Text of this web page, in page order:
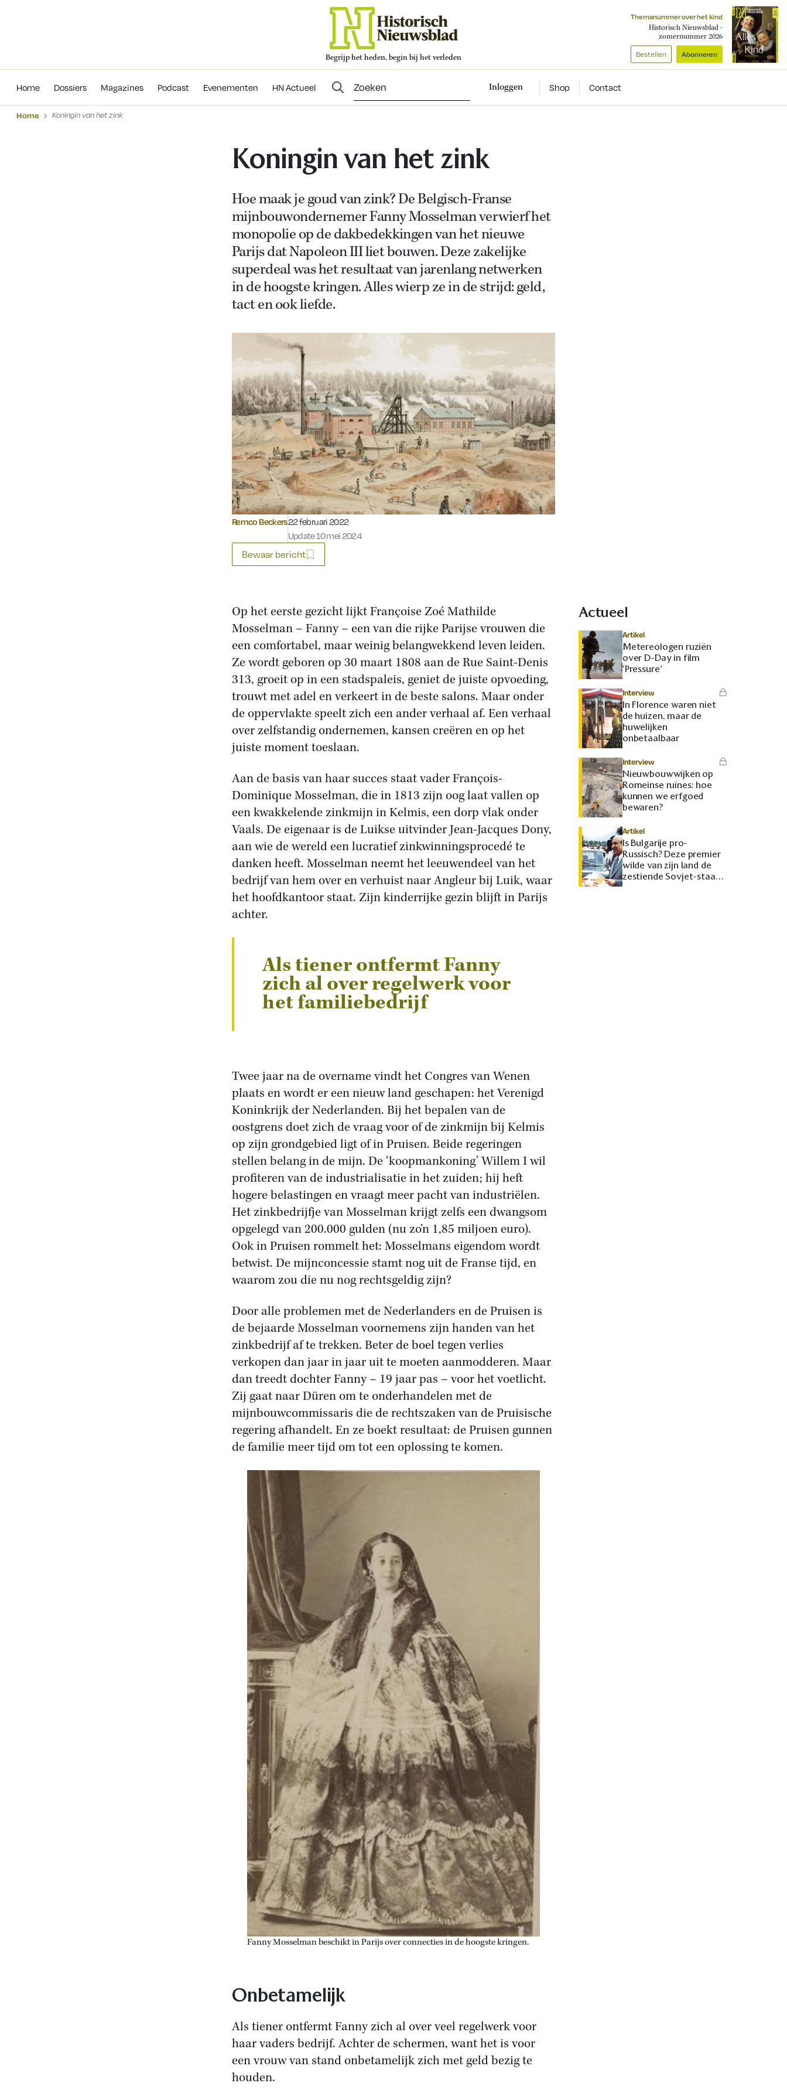
Begrijp het heden, begin bij het verleden
Themanummer over het kind
Historisch Nieuwsblad -
zomernummer 2026
Bestellen Abonneren
Home Dossiers Magazines Podcast Evenementen HN Actueel Inloggen Shop Contact
Evenementen
Home Koningin van het zink
Koningin van het zink
Hoe maak je goud van zink? De Belgisch-Franse
mijnbouwondernemer Fanny Mosselman verwierf het
monopolie op de dakbedekkingen van het nieuwe
Parijs dat Napoleon III liet bouwen. Deze zakelijke
superdeal was het resultaat van jarenlang netwerken
in de hoogste kringen. Alles wierp ze in de strijd: geld,
tact en ook liefde.
Remco BeckersGepubliceerd op:
22 februari 2022
Update 10 mei 2024
Bewaar bericht
Op het eerste gezicht lijkt Françoise Zoé Mathilde
Mosselman – Fanny – een van die rijke Parijse vrouwen die
een comfortabel, maar weinig belangwekkend leven leiden.
Ze wordt geboren op 30 maart 1808 aan de Rue Saint-Denis
313, groeit op in een stadspaleis, geniet de juiste opvoeding,
trouwt met adel en verkeert in de beste salons. Maar onder
de oppervlakte speelt zich een ander verhaal af. Een verhaal
over zelfstandig ondernemen, kansen creëren en op het
juiste moment toeslaan.
Aan de basis van haar succes staat vader François-
Dominique Mosselman, die in 1813 zijn oog laat vallen op
een kwakkelende zinkmijn in Kelmis, een dorp vlak onder
Vaals. De eigenaar is de Luikse uitvinder Jean-Jacques Dony,
aan wie de wereld een lucratief zinkwinningsprocedé te
danken heeft. Mosselman neemt het leeuwendeel van het
bedrijf van hem over en verhuist naar Angleur bij Luik, waar
het hoofdkantoor staat. Zijn kinderrijke gezin blijft in Parijs
achter.
Als tiener ontfermt Fanny
zich al over regelwerk voor
het familiebedrijf
Twee jaar na de overname vindt het Congres van Wenen
plaats en wordt er een nieuw land geschapen: het Verenigd
Koninkrijk der Nederlanden. Bij het bepalen van de
oostgrens doet zich de vraag voor of de zinkmijn bij Kelmis
op zijn grondgebied ligt of in Pruisen. Beide regeringen
stellen belang in de mijn. De ‘koopmankoning’ Willem I wil
profiteren van de industrialisatie in het zuiden; hij heft
hogere belastingen en vraagt meer pacht van industriëlen.
Het zinkbedrijfje van Mosselman krijgt zelfs een dwangsom
opgelegd van 200.000 gulden (nu zo’n 1,85 miljoen euro).
Ook in Pruisen rommelt het: Mosselmans eigendom wordt
betwist. De mijnconcessie stamt nog uit de Franse tijd, en
waarom zou die nu nog rechtsgeldig zijn?
Door alle problemen met de Nederlanders en de Pruisen is
de bejaarde Mosselman voornemens zijn handen van het
zinkbedrijf af te trekken. Beter de boel tegen verlies
verkopen dan jaar in jaar uit te moeten aanmodderen. Maar
dan treedt dochter Fanny – 19 jaar pas – voor het voetlicht.
Zij gaat naar Düren om te onderhandelen met de
mijnbouwcommissaris die de rechtszaken van de Pruisische
regering afhandelt. En ze boekt resultaat: de Pruisen gunnen
de familie meer tijd om tot een oplossing te komen.
Fanny Mosselman beschikt in Parijs over connecties in de hoogste kringen.
Onbetamelijk
Als tiener ontfermt Fanny zich al over veel regelwerk voor
haar vaders bedrijf. Achter de schermen, want het is voor
een vrouw van stand onbetamelijk zich met geld bezig te
houden.
Actueel
Artikel
Metereologen ruziën
over D-Day in film
‘Pressure’
Interview
In Florence waren niet
de huizen, maar de
huwelijken
onbetaalbaar
Interview
Nieuwbouwwijken op
Romeinse ruïnes: hoe
kunnen we erfgoed
bewaren?
Artikel
Is Bulgarije pro-
Russisch? Deze premier
wilde van zijn land de
zestiende Sovjet-staat
maken